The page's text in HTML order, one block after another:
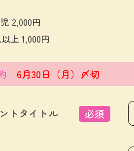
2,000円
上 1,000円
6月30日（月）〆切
トタイトル 必須